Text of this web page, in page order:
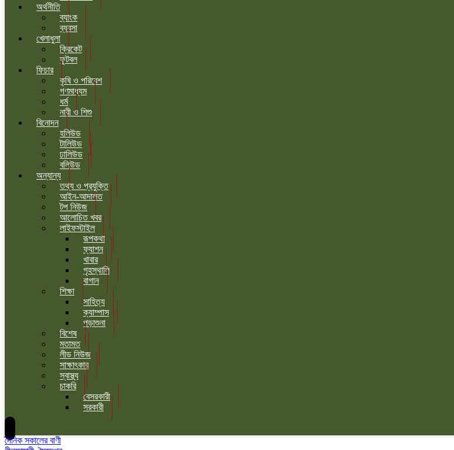
অর্থনীতি
ব্যাংক
ব্যবসা
খেলাধুলা
ক্রিকেট
ফুটবল
ফিচার
কৃষি ও পরিবেশ
গণমাধ্যম
ধর্ম
নারী ও শিশু
বিনোদন
হলিউড
টালিউড
ঢালিউড
বলিউড
অন্যান্য
তথ্য ও প্রযুক্তি
আইন-আদালত
টপ নিউজ
আলোচিত খবর
লাইফস্টাইল
রূপকথা
ফ্যাশন
খাবার
গৃহস্থালি
বাগান
শিক্ষা
সাহিত্য
ক্যাম্পাস
পড়াশুনা
বিশেষ
মতামত
লীড নিউজ
সাক্ষাৎকার
স্বাস্থ্য
চাকরি
বেসরকারী
সরকারী
দৈনিক সকালের বাণী